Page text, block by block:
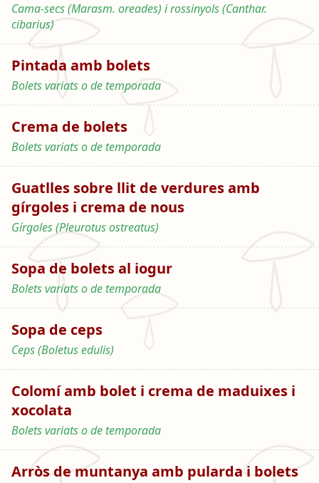
Cama-secs (Marasm. oreades) i rossinyols (Canthar.
cibarius)
Pintada amb bolets
Bolets variats o de temporada
Crema de bolets
Bolets variats o de temporada
Guatlles sobre llit de verdures amb
gírgoles i crema de nous
Gírgoles (Pleurotus ostreatus)
Sopa de bolets al iogur
Bolets variats o de temporada
Sopa de ceps
Ceps (Boletus edulis)
Colomí amb bolet i crema de maduixes i
xocolata
Bolets variats o de temporada
Arròs de muntanya amb pularda i bolets